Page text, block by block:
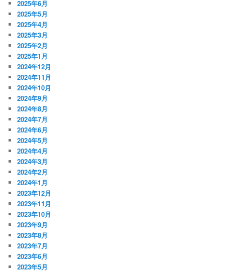
2025年6月
2025年5月
2025年4月
2025年3月
2025年2月
2025年1月
2024年12月
2024年11月
2024年10月
2024年9月
2024年8月
2024年7月
2024年6月
2024年5月
2024年4月
2024年3月
2024年2月
2024年1月
2023年12月
2023年11月
2023年10月
2023年9月
2023年8月
2023年7月
2023年6月
2023年5月